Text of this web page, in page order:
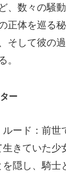
、数々の騒
正体を巡る
そして彼の
。
ー
ルード：前世
生きていた少
を隠し、騎士